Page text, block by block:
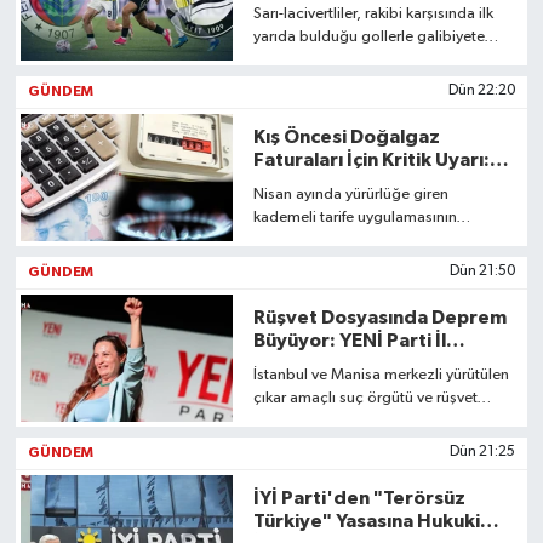
Sarı-lacivertliler, rakibi karşısında ilk
yarıda bulduğu gollerle galibiyete
GÜNDEM Dün 22:20
Kış Öncesi Doğalgaz
Faturaları İçin Kritik Uyarı:
Nisan ayında yürürlüğe giren
kademeli tarife uygulamasının
hissedilmesi bekleniyor. Sektör
abonesinin %35-40'ının kış
döneminde çok daha yüksek
faturalarla karşı karşıya kalabileceği
uyarısında bulundu.
GÜNDEM Dün 21:50
Rüşvet Dosyasında Deprem
Büyüyor: YENİ Parti İl
Başkanı Gözaltında
İstanbul ve Manisa merkezli yürütülen
çıkar amaçlı suç örgütü ve rüşvet
tutuklanan isimlerin ardından YENİ
de bugün gözaltına alındı. Özalper'in
işlemlerinin ardından ifadesi alınmak
üzere Ankara'ya sevk edileceği
GÜNDEM Dün 21:25
İYİ Parti'den "Terörsüz
Türkiye" Yasasına Hukuki